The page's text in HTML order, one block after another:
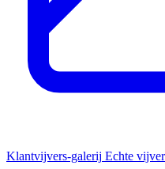
Klantvijvers-galerij Echte